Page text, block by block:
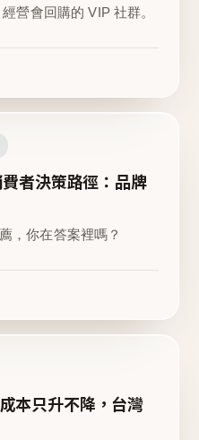
營會回購的 VIP 社群。
者決策路徑：品牌
，你在答案裡嗎？
本只升不降，台灣